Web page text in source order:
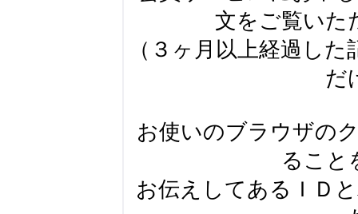
文をご覧いた
（３ヶ月以上経過し
だ
お使いのブラウザの
ること
お伝えしてあるＩＤ